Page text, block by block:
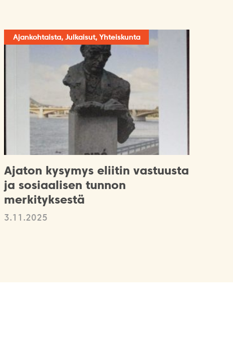
Ajankohtaista, Julkaisut, Yhteiskunta
Ajaton kysymys eliitin vastuusta
ja sosiaalisen tunnon
merkityksestä
3.11.2025